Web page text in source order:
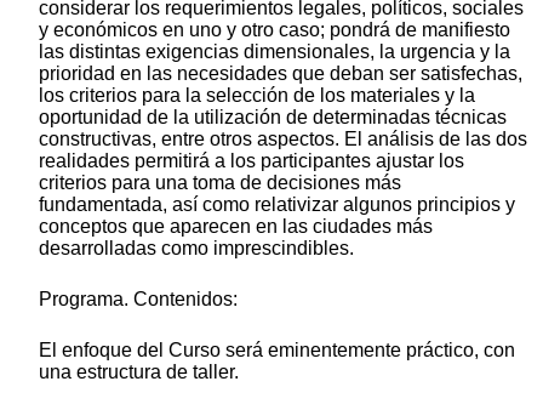
considerar los requerimientos legales, políticos, sociales
y económicos en uno y otro caso; pondrá de manifiesto
las distintas exigencias dimensionales, la urgencia y la
prioridad en las necesidades que deban ser satisfechas,
los criterios para la selección de los materiales y la
oportunidad de la utilización de determinadas técnicas
constructivas, entre otros aspectos. El análisis de las dos
realidades permitirá a los participantes ajustar los
criterios para una toma de decisiones más
fundamentada, así como relativizar algunos principios y
conceptos que aparecen en las ciudades más
desarrolladas como imprescindibles.
Programa. Contenidos:
El enfoque del Curso será eminentemente práctico, con
una estructura de taller.